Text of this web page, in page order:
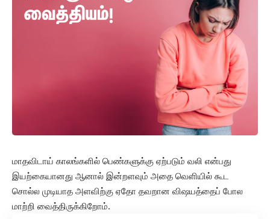
மாதவிடாய் காலங்களில் பெண்களுக்கு ஏற்படும் வலி என்பது
இயற்கையானது ஆனால் இன்றளவும் அதை வெளியில் கூட
சொல்ல முடியாத அளவிற்கு ஏதோ தவறான விஷயத்தைப் போல
மாற்றி வைத்திருக்கிறோம்.